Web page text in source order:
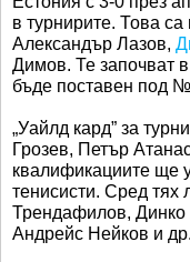
в турнирите. Това
Александър Лазов,
Димов. Те започват
бъде поставен под
„Уайлд кард” за
Грозев, Петър
квалификациите ще
тенисисти. Сред тях
Трендафилов,
Андрейс Нейков и др.